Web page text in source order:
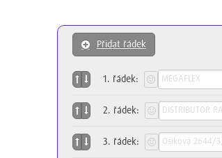
Přidat řádek
1 . řádek:
2. řádek:
3. řádek: